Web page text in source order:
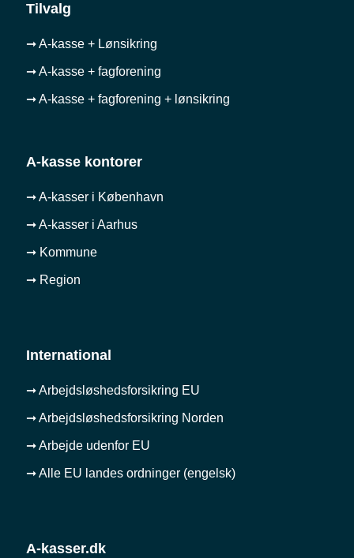
Tilvalg
➞ A-kasse + Lønsikring
➞ A-kasse + fagforening
➞ A-kasse + fagforening + lønsikring
A-kasse kontorer
➞ A-kasser i København
➞ A-kasser i Aarhus
➞ Kommune
➞ Region
International
➞ Arbejdsløshedsforsikring EU
➞ Arbejdsløshedsforsikring Norden
➞ Arbejde udenfor EU
➞ Alle EU landes ordninger (engelsk)
A-kasser.dk